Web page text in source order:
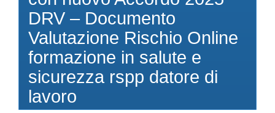
DRV – Documento
Valutazione Rischio Online
formazione in salute e
sicurezza rspp datore di
lavoro